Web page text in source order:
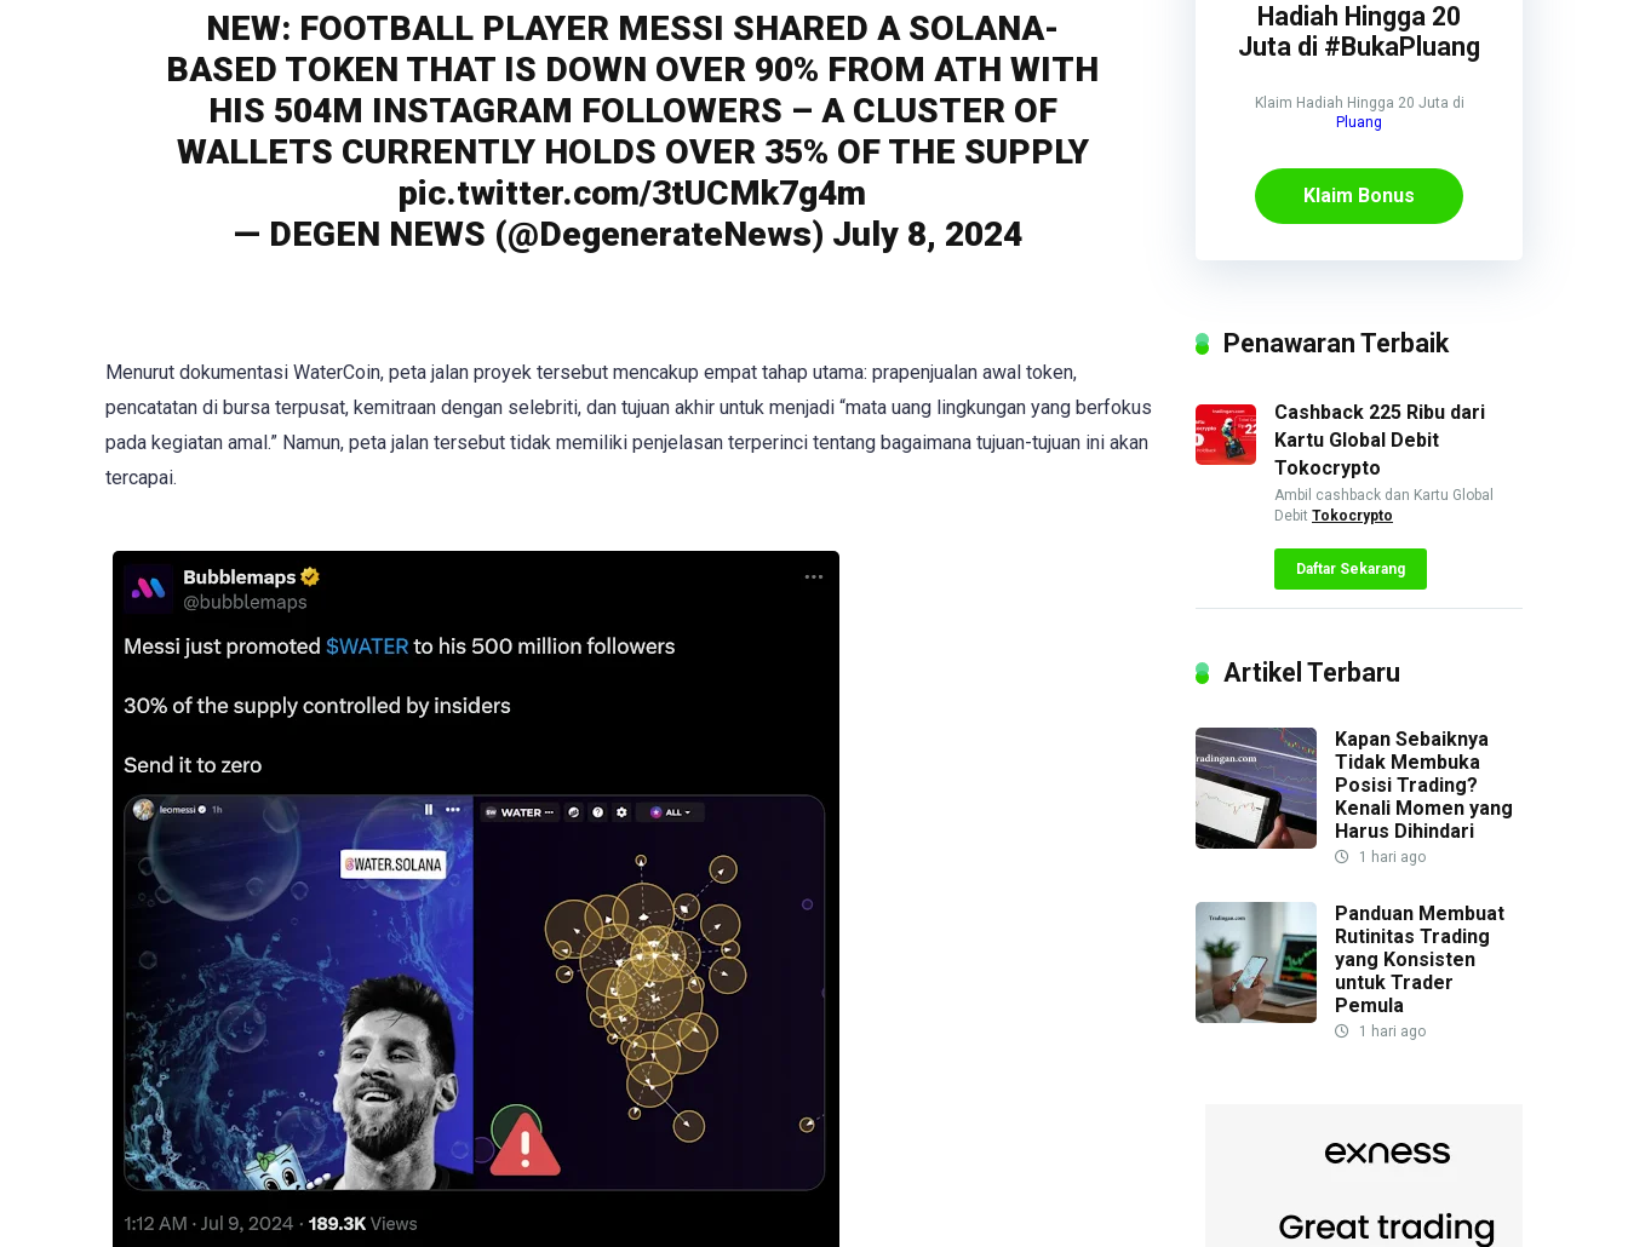
NEW: FOOTBALL PLAYER MESSI SHARED A SOLANA-
BASED TOKEN THAT IS DOWN OVER 90% FROM ATH WITH
HIS 504M INSTAGRAM FOLLOWERS – A CLUSTER OF
WALLETS CURRENTLY HOLDS OVER 35% OF THE SUPPLY
pic.twitter.com/3tUCMk7g4m
— DEGEN NEWS (@DegenerateNews) July 8, 2024
Menurut dokumentasi WaterCoin, peta jalan proyek tersebut mencakup empat tahap utama: prapenjualan awal token,
pencatatan di bursa terpusat, kemitraan dengan selebriti, dan tujuan akhir untuk menjadi “mata uang lingkungan yang berfokus
pada kegiatan amal.” Namun, peta jalan tersebut tidak memiliki penjelasan terperinci tentang bagaimana tujuan-tujuan ini akan
tercapai.
Hadiah Hingga 20
Juta di #BukaPluang
Klaim Hadiah Hingga 20 Juta di
Pluang
Klaim Bonus
Penawaran Terbaik
Cashback 225 Ribu dari
Kartu Global Debit
Tokocrypto
Ambil cashback dan Kartu Global
Debit Tokocrypto
Daftar Sekarang
Artikel Terbaru
Kapan Sebaiknya
Tidak Membuka
Posisi Trading?
Kenali Momen yang
Harus Dihindari
1 hari ago
Panduan Membuat
Rutinitas Trading
yang Konsisten
untuk Trader
Pemula
1 hari ago